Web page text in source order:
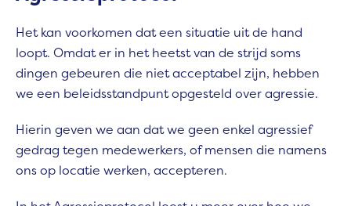
Het kan voorkomen dat een situatie uit de hand
loopt. Omdat er in het heetst van de strijd soms
dingen gebeuren die niet acceptabel zijn, hebben
we een beleidsstandpunt opgesteld over agressie.
Hierin geven we aan dat we geen enkel agressief
gedrag tegen medewerkers, of mensen die namens
ons op locatie werken, accepteren.